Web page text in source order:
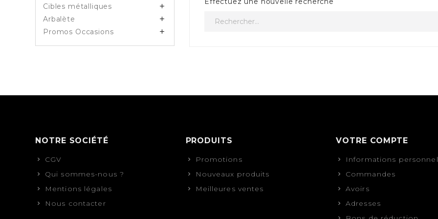
Cibles métalliques 
Arbalète 
Promos Occasions 
NOTRE SOCIÉTÉ
CGV
Qui sommes-nous ?
Mentions légales
Nous contacter
PRODUITS
Promotions
Nouveaux produits
Meilleures ventes
VOTRE COMPTE
Informations
Commandes
Avoirs
Adresses